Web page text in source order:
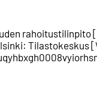
rahoitustilinpito [
: Tilastokeskus [